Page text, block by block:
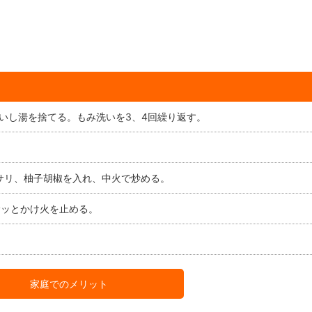
湯を捨てる。もみ洗いを3、4回繰り返す。
、柚子胡椒を入れ、中火で炒める。
とかけ火を止める。
家庭でのメリット